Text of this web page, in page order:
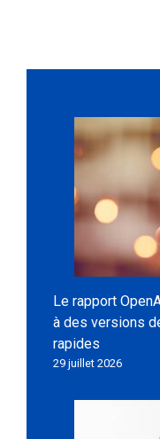
Le rapport
à des versions
rapides
29 juillet 2026